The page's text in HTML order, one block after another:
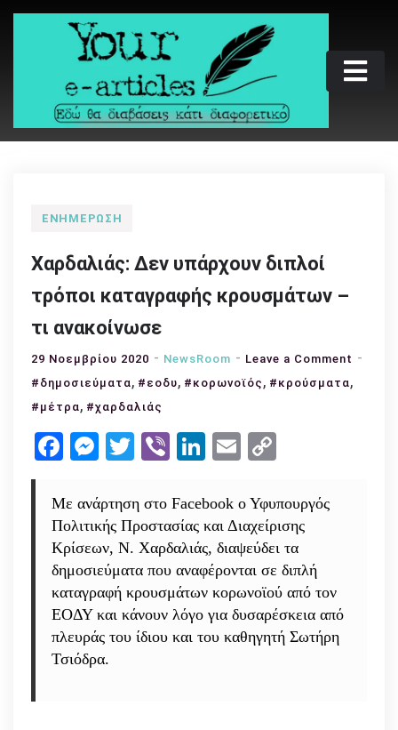
Skip
Your e-articles
Εδώ θα διαβάσεις κάτι διαφορετικό
ΕΝΗΜΈΡΩΣΗ
Χαρδαλιάς: Δεν υπάρχουν διπλοί
τρόποι καταγραφής κρουσμάτων –
τι ανακοίνωσε
29 Νοεμβρίου 2020 NewsRoom Leave a Comment on
#δημοσιεύματα, #εοδυ, #κορωνοϊός , #κρούσματα,
#μέτρα, #χαρδαλιάς
Facebook
Messenger
Twitter
ViberLinkedIn
Email
Με ανάρτηση στο Facebook ο Υφυπουργός
Πολιτικής Προστασίας και Διαχείρισης
Κρίσεων, Ν. Χαρδαλιάς, διαψεύδει τα
δημοσιεύματα που αναφέρονται σε διπλή
καταγραφή κρουσμάτων κορωνοϊού από τον
ΕΟΔΥ και κάνουν λόγο για δυσαρέσκεια από
πλευράς του ίδιου και του καθηγητή Σωτήρη
Τσιόδρα.